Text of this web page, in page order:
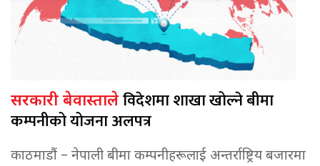
सरकारी बेवास्ताले विदेशमा शाखा खोल्ने बीमा
कम्पनीको योजना अलपत्र
काठमाडौं – नेपाली बीमा कम्पनीहरूलाई अन्तर्राष्ट्रिय बजारमा